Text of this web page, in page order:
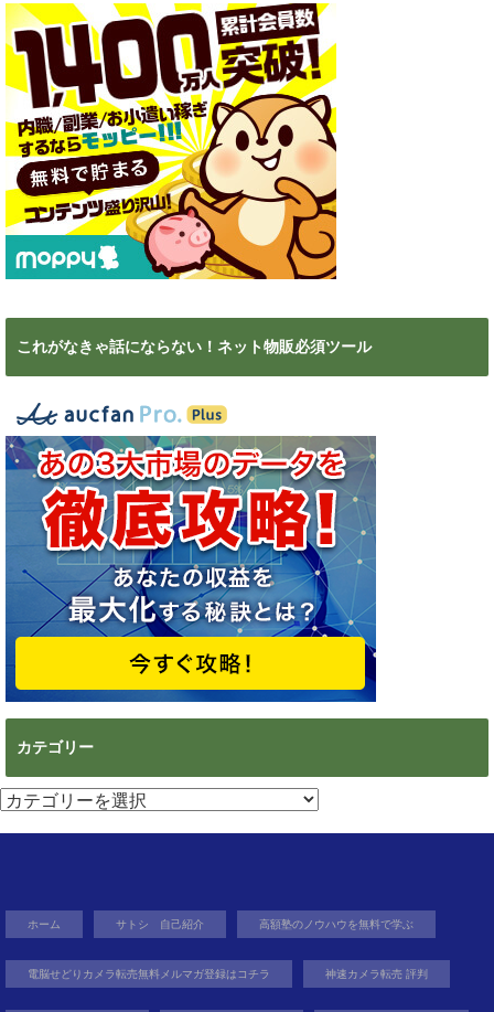
これがなきゃ話にならない！ネット物販必須ツール
カテゴリー
カ
ホーム サトシ 自己紹介 高額塾のノウハウを無料で学ぶ
電脳せどりカメラ転売無料メルマガ登録はコチラ 神速カメラ転売 評判